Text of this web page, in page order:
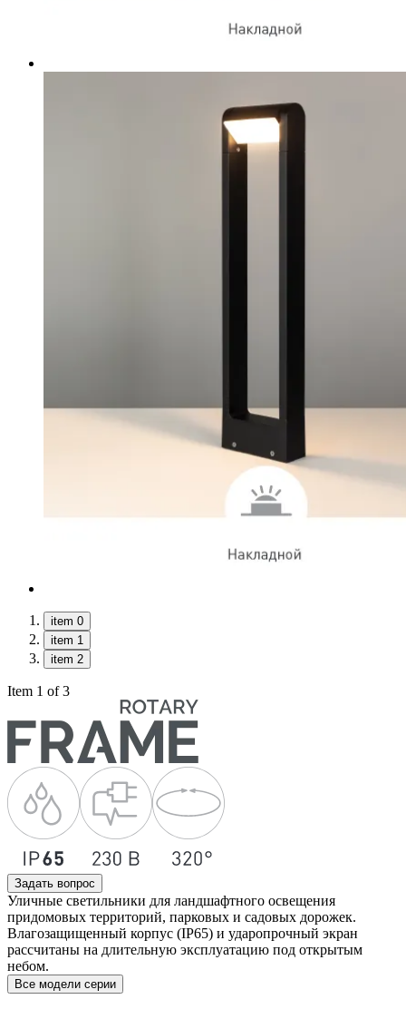
item 0
item 1
item 2
Item 1 of 3
Задать вопрос
Уличные светильники для ландшафтного освещения
придомовых территорий, парковых и садовых дорожек.
Влагозащищенный корпус (IP65) и ударопрочный экран
рассчитаны на длительную эксплуатацию под открытым
небом.
Все модели серии